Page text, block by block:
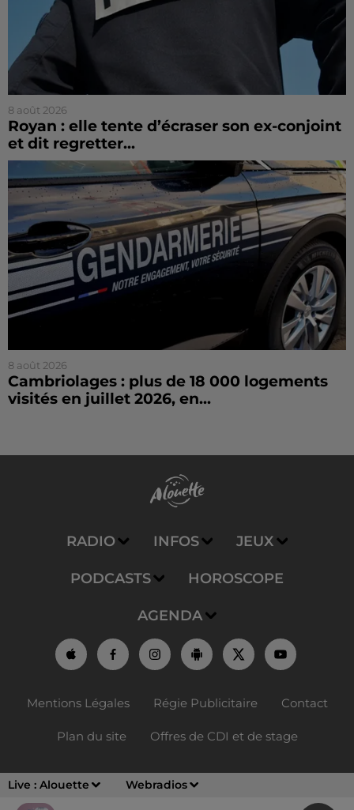
Live : Alouette Webradios
8 août 2026
Royan : elle tente d’écraser son ex-conjoint
et dit regretter...
8 août 2026
Cambriolages : plus de 18 000 logements
visités en juillet 2026, en...
RADIO INFOS JEUX
PODCASTS HOROSCOPE
AGENDA
Mentions Légales Régie Publicitaire Contact
Plan du site Offres de CDI et de stage